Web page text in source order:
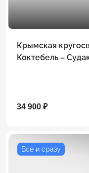
Крымская
Коктебель –
34 900 ₽
Всё и сразу